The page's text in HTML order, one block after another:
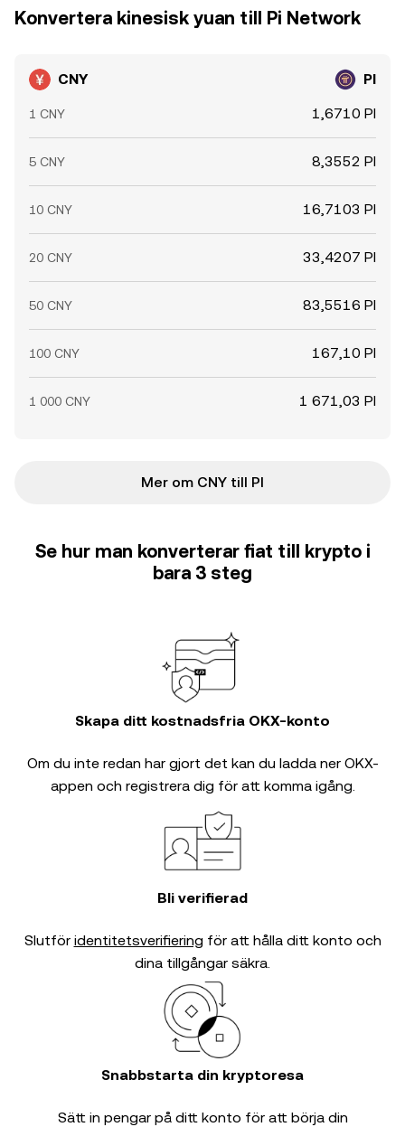
Konvertera kinesisk yuan till Pi Network
CNY PI
1 CNY 1,6710 PI
5 CNY 8,3552 PI
10 CNY 16,7103 PI
20 CNY 33,4207 PI
50 CNY 83,5516 PI
100 CNY 167,10 PI
1 000 CNY 1 671,03 PI
Mer om CNY till PI
Se hur man konverterar fiat till krypto i
bara 3 steg
Skapa ditt kostnadsfria OKX-konto
Om du inte redan har gjort det kan du ladda ner OKX-
appen och registrera dig för att komma igång.
Bli verifierad
Slutför identitetsverifiering för att hålla ditt konto och
dina tillgångar säkra.
Snabbstarta din kryptoresa
Sätt in pengar på ditt konto för att börja din